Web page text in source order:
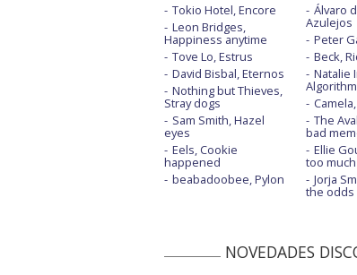
Tokio Hotel, Encore
Leon Bridges,
Happiness anytime
Tove Lo, Estrus
David Bisbal, Eternos
Nothing but Thieves,
Stray dogs
Sam Smith, Hazel
eyes
Eels, Cookie
happened
beabadoobee, Pylon
Álvaro
Azulejos
Peter
Beck,
Natalie
Algorithm
The
bad
Ellie
too much
Jorja
the odds
NOVEDADES